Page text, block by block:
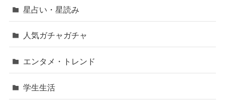
星占い・星読み
人気ガチャガチャ
エンタメ・トレンド
学生生活